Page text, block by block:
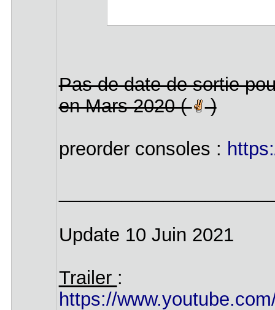
Pas de date de sortie
en Mars 2020 (
)
preorder consoles :
Update 10 Juin 2021
Trailer :
https://